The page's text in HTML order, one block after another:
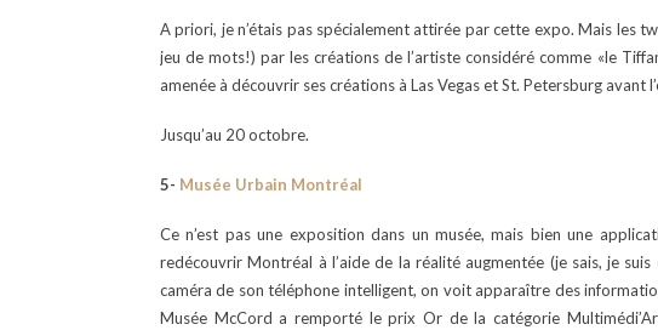
A priori, je n’étais pas spécialement attirée par cette expo. Mais les
jeu de mots!) par les créations de l’artiste considéré comme «le
amenée à découvrir ses créations à Las Vegas et St. Petersburg
Jusqu’au 20 octobre.
5- Musée Urbain Montréal
Ce n’est pas une exposition dans un musée, mais bien une
redécouvrir Montréal à l’aide de la réalité augmentée (je sais, je
caméra de son téléphone intelligent, on voit apparaître des
Musée McCord a remporté le prix Or de la catégorie